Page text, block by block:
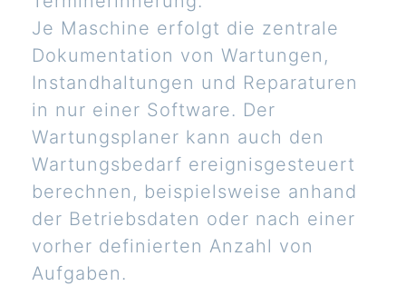
Je Maschine erfolgt die zentrale
Dokumentation von Wartungen,
Instandhaltungen und Reparaturen
in nur einer Software. Der
Wartungsplaner kann auch den
Wartungsbedarf ereignisgesteuert
berechnen, beispielsweise anhand
der Betriebsdaten oder nach einer
vorher definierten Anzahl von
Aufgaben.